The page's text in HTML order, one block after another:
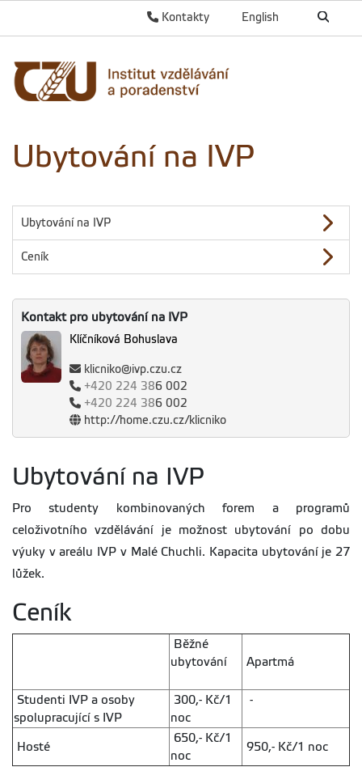
English
Kontakty
Ubytování na IVP
Ubytování na IVP
Ceník
Kontakt pro ubytování na IVP
Klíčníková Bohuslava
klicniko@ivp.czu.cz
+420 224 386 002
+420 224 386 002
http://home.czu.cz/klicniko
Ubytování na IVP
Pro studenty kombinovaných forem a programů
celoživotního vzdělávání je možnost ubytování po dobu
výuky v areálu IVP v Malé Chuchli. Kapacita ubytování je 27
lůžek.
Ceník
Běžné
ubytování
Apartmá
Studenti IVP a osoby
spolupracující s IVP
300,- Kč/1
noc
-
Hosté
650,- Kč/1
noc
950,- Kč/1 noc